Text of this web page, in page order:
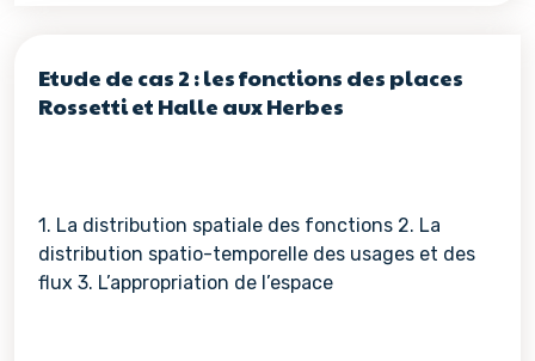
Etude de cas 2 : les fonctions des places
Rossetti et Halle aux Herbes
1. La distribution spatiale des fonctions 2. La
distribution spatio-temporelle des usages et des
flux 3. L’appropriation de l’espace